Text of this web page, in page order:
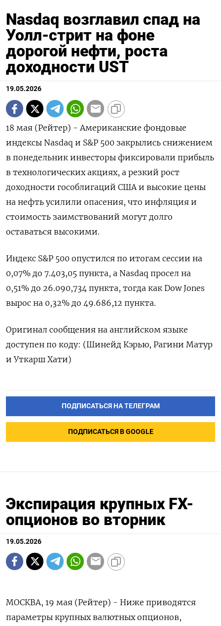
Nasdaq возглавил спад на
Уолл-стрит на фоне
дорогой нефти, роста
доходности UST
19.05.2026
18 мая (Рейтер) - Американские фондовые
индексы Nasdaq и S&P ‌500 закрылись снижением
в понедельник инвесторы фиксировали прибыль
​в ​технологических ​акциях, а ⁠резкий рост
‌доходности гособлигаций США ‌и высокие цены
на ​нефть усилили ‌опасения, что инфляция и ​
стоимость заимствований могут ‌долго
оставаться высокими.
Индекс S&P 500 опустился по итогам ​сессии ​на
‌0,07% до 7.403,05 пункта, ​а Nasdaq просел на
0,51% до 26.090,734 пункта, тогда как Dow Jones
вырос на ​0,32% ⁠до 49.686,12 пункта.
Оригинал сообщения на ‌английском языке
доступен ‌по коду: (Шинейд Кэрью, ​Рагини Матур
и ‌Уткарш Хати)
ПОДПИСАТЬСЯ НА ТЕЛЕГРАМ
ПОДПИСАТЬСЯ В GOOGLE
Экспирация крупных FX-
опционов во вторник
19.05.2026
МОСКВА, 19 мая (Рейтер) - Ниже приводятся
параметры крупных валютных опционов,